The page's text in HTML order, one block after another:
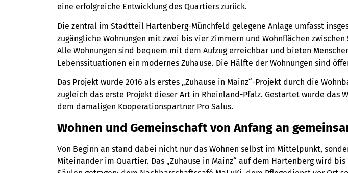
eine erfolgreiche Entwicklung des Quartiers zurück.
Die zentral im Stadtteil Hartenberg-Münchfeld gelegene Anlage umfasst
zugängliche Wohnungen mit zwei bis vier Zimmern und Wohnflächen zwischen
Alle Wohnungen sind bequem mit dem Aufzug erreichbar und bieten
Lebenssituationen ein modernes Zuhause. Die Hälfte der Wohnungen sind
Das Projekt wurde 2016 als erstes „Zuhause in Mainz“-Projekt durch die
zugleich das erste Projekt dieser Art in Rheinland-Pfalz. Gestartet wurde das
dem damaligen Kooperationspartner Pro Salus.
Wohnen und Gemeinschaft von Anfang an
Von Beginn an stand dabei nicht nur das Wohnen selbst im Mittelpunkt,
Miteinander im Quartier. Das „Zuhause in Mainz“ auf dem Hartenberg wird